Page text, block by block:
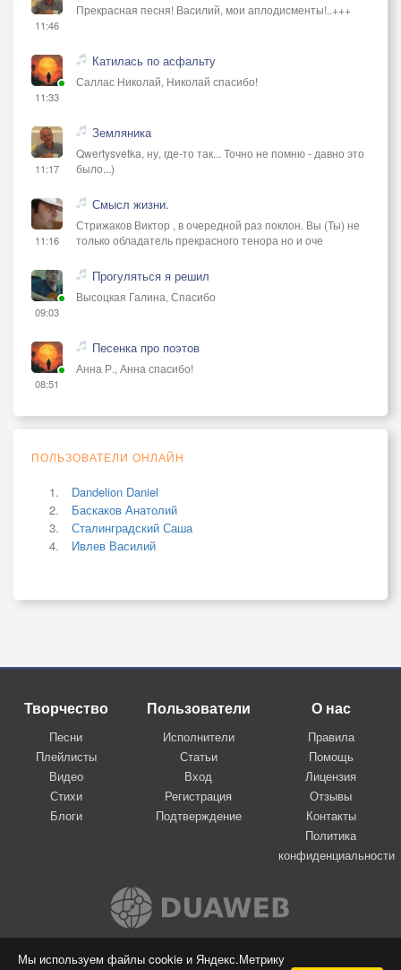
Мы используем файлы cookie и Яндекс.Метрику
11:46
Прекрасная песня! Василий, мои аплодисменты!..+++
11:33
Катилась по асфальту
Саллас Николай, Николай спасибо!
11:17
Земляника
Qwertysvetka, ну, где-то так... Точно не помню - давно это
было...)
11:16
Смысл жизни.
Стрижаков Виктор , в очередной раз поклон. Вы (Ты) не
только обладатель прекрасного тенора но и оче
09:03
Прогуляться я решил
Высоцкая Галина, Спасибо
08:51
Песенка про поэтов
Анна Р., Анна спасибо!
ПОЛЬЗОВАТЕЛИ ОНЛАЙН
Dandelion Daniel
Баскаков Анатолий
Сталинградский Саша
Ивлев Василий
Творчество
Песни
Плейлисты
Видео
Стихи
Блоги
Пользователи
Исполнители
Статьи
Вход
Регистрация
Подтверждение
О нас
Правила
Помощь
Лицензия
Отзывы
Контакты
Политика
конфиденциальности
Вконтакте